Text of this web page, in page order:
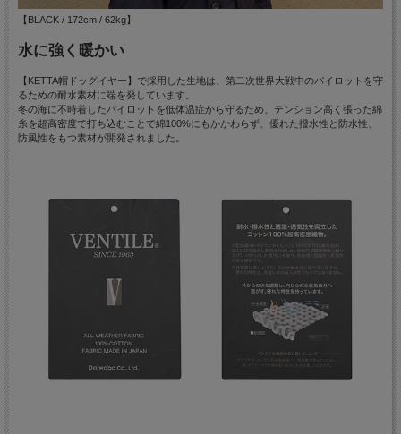
【BLACK / 172cm / 62kg】
水に強く暖かい
【KETTA帽ドッグイヤー】で採用した生地は、第二次世界大戦中のパイロットを守
るための耐水素材に端を発しています。
冬の海に不時着したパイロットを低体温症から守るため、テンション高く張った綿
糸を超高密度で打ち込むことで綿100%にもかかわらず、優れた撥水性と防水性、
防風性をもつ素材が開発されました。